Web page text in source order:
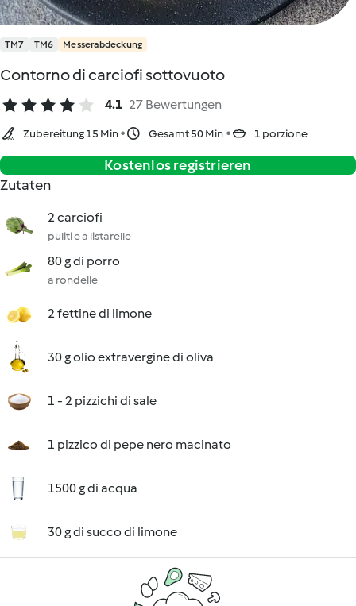
TM7 TM6 Messerabdeckung
Contorno di carciofi sottovuoto
4.1 27 Bewertungen
Zubereitung 15 Min Gesamt 50 Min 1 porzione
Kostenlos registrieren
Zutaten
2 carciofi
puliti e a listarelle
80 g di porro
a rondelle
2 fettine di limone
30 g olio extravergine di oliva
1 - 2 pizzichi di sale
1 pizzico di pepe nero macinato
1500 g di acqua
30 g di succo di limone